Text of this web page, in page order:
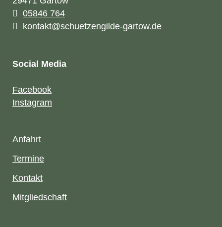
05846 764
kontakt@schuetzengilde-gartow.de
Social Media
Facebook
Instagram
Anfahrt
Termine
Kontakt
Mitgliedschaft